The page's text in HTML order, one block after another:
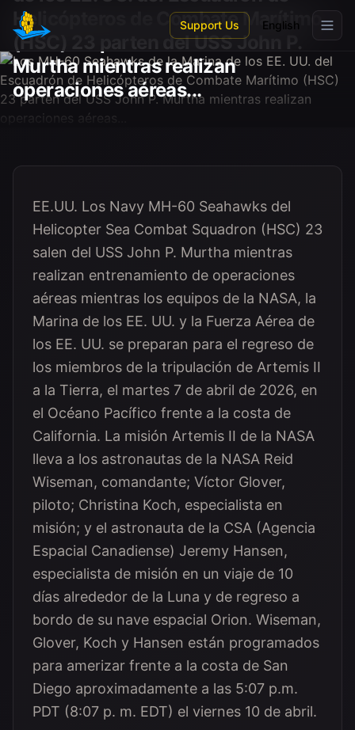
Skip to main content
Support Us English
Helicópteros de Combate Marítimo
(HSC) 23 parten del USS John P.
Murtha mientras realizan
operaciones aéreas...
EE.UU. Los Navy MH-60 Seahawks del
Helicopter Sea Combat Squadron (HSC) 23
salen del USS John P. Murtha mientras
realizan entrenamiento de operaciones
aéreas mientras los equipos de la NASA, la
Marina de los EE. UU. y la Fuerza Aérea de
los EE. UU. se preparan para el regreso de
los miembros de la tripulación de Artemis II
a la Tierra, el martes 7 de abril de 2026, en
el Océano Pacífico frente a la costa de
California. La misión Artemis II de la NASA
lleva a los astronautas de la NASA Reid
Wiseman, comandante; Víctor Glover,
piloto; Christina Koch, especialista en
misión; y el astronauta de la CSA (Agencia
Espacial Canadiense) Jeremy Hansen,
especialista de misión en un viaje de 10
días alrededor de la Luna y de regreso a
bordo de su nave espacial Orion. Wiseman,
Glover, Koch y Hansen están programados
para amerizar frente a la costa de San
Diego aproximadamente a las 5:07 p.m.
PDT (8:07 p. m. EDT) el viernes 10 de abril.